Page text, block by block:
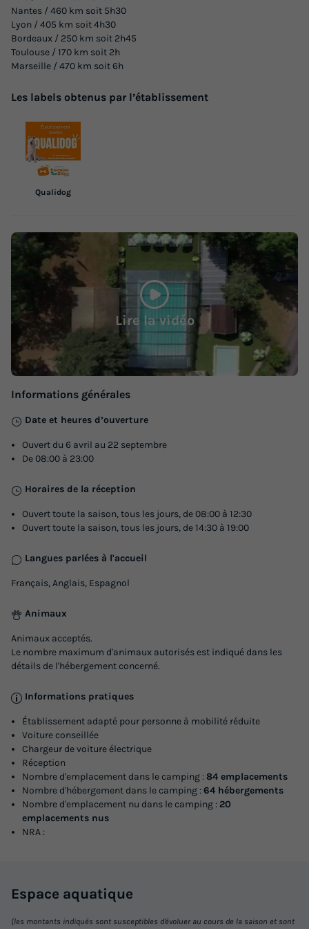
du29/08/2026au05/09/2026
Meilleur prix pour 7 nuits
Modifier les dates
225,25 €
CHALET 5 personnes - Cottage Martel - 2
chambres - sans sanitaires, sans
chauffage - terrasse non couverte
Récent
Surface
16m²
Adultes
4
Enfants Chambres
Accès wifi Animaux autorisés *
Réfrigérateur
+ 3
CHALET 5 personnes - Cottage Martel - 2 chambres - sans
sanitaires, sans chauffage - terrasse non couverte
du31/08/2026au07/09/2026
Meilleur prix pour 7 nuits
Voir les logements
CHALET 5 personnes - Cabane Etoilée -
sans sanitaires, sans chauffage - 2
18m² 2
Terrasse couverte Accès wifi Animaux autorisés *
Nantes / 460 km soit 5h30
Lyon / 405 km soit 4h30
Bordeaux / 250 km soit 2h45
Toulouse / 170 km soit 2h
Marseille / 470 km soit 6h
Les labels obtenus par l’établissement
Qualidog
Lire la vidéo
Informations générales
Date et heures d’ouverture
Ouvert du 6 avril au 22 septembre
De 08:00 à 23:00
Horaires de la réception
Ouvert toute la saison, tous les jours, de 08:00 à 12:30
Ouvert toute la saison, tous les jours, de 14:30 à 19:00
Langues parlées à l'accueil
Français, Anglais, Espagnol
Animaux
Animaux acceptés.
Le nombre maximum d'animaux autorisés est indiqué dans les
détails de l'hébergement concerné.
Informations pratiques
Établissement adapté pour personne à mobilité réduite
Voiture conseillée
Chargeur de voiture électrique
Réception
Nombre d'emplacement dans le camping :84 emplacements
Nombre d'hébergement dans le camping :64 hébergements
Nombre d'emplacement nu dans le camping : 20
emplacements nus
NRA :
Espace aquatique
(les montants indiqués sont susceptibles d'évoluer au cours de la saison et sont